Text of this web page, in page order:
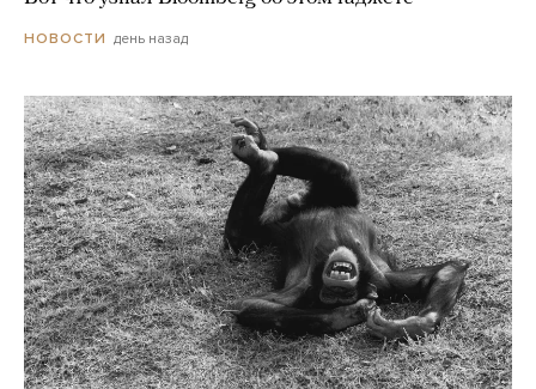
НОВОСТИ день назад